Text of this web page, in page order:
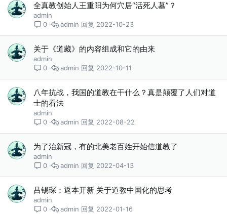
全真教创始人王重阳为何穴居“活死人墓”？
admin
0
2022-10-23
admin
关于《道藏》的内容组成和它的由来
admin
0
2022-10-11
admin
八年抗战，我国的道教在干什么？真是颠覆了人们对道
士的看法
admin
0
2022-08-22
admin
为了治新冠，有的北美老百姓开始信道教了
admin
0
2022-04-13
admin
吕锡琛：返本开新 关于道教中国化的思考
admin
0
2022-01-16
admin